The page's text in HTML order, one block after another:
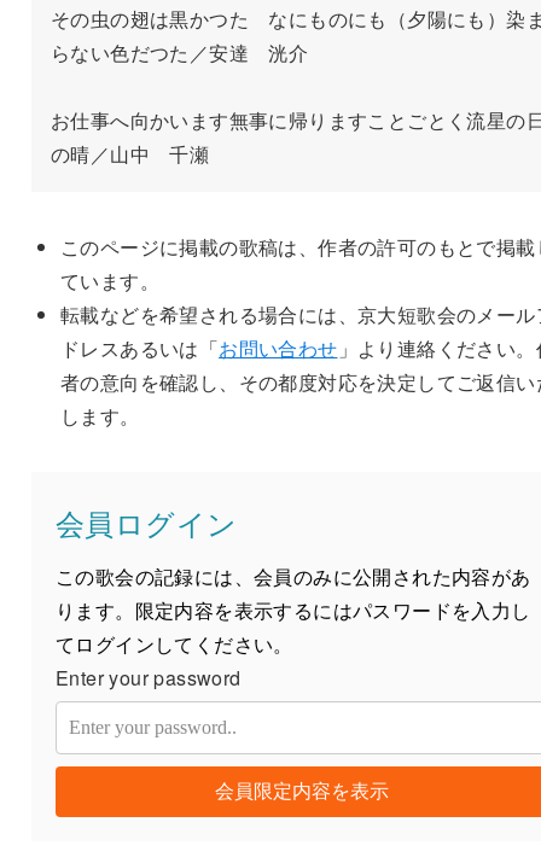
その虫の翅は黒かつた　なにものにも（夕陽にも）染
らない色だつた／安達　洸介
お仕事へ向かいます無事に帰りますことごとく流星の
の晴／山中　千瀬
このページに掲載の歌稿は、作者の許可のもとで掲載
ています。
転載などを希望される場合には、京大短歌会のメール
ドレスあるいは「お問い合わせ 」より連絡ください
者の意向を確認し、その都度対応を決定してご返信い
します。
会員ログイン
この歌会の記録には、会員のみに公開された内容があ
ります。限定内容を表示するにはパスワードを入力し
てログインしてください。
Enter your password
会員限定内容を表示